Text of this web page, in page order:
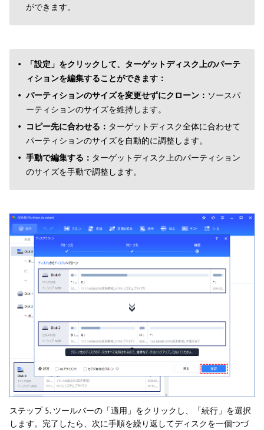
ができます。
「設定」をクリックして、ターゲットディスク上のパーテ
ィションを編集することができます：
パーティションのサイズを変更せずにクローン： ソースパ
ーティションのサイズを維持します。
コピー先に合わせる： ターゲットディスク全体に合わせて
パーティションのサイズを自動的に調整します。
手動で編集する： ターゲットディスク上のパーティション
のサイズを手動で調整します。
ステップ 5. ツールバーの「適用」をクリックし、「続行」を選択
します。完了したら、次に手順を繰り返してディスクを一個つづ